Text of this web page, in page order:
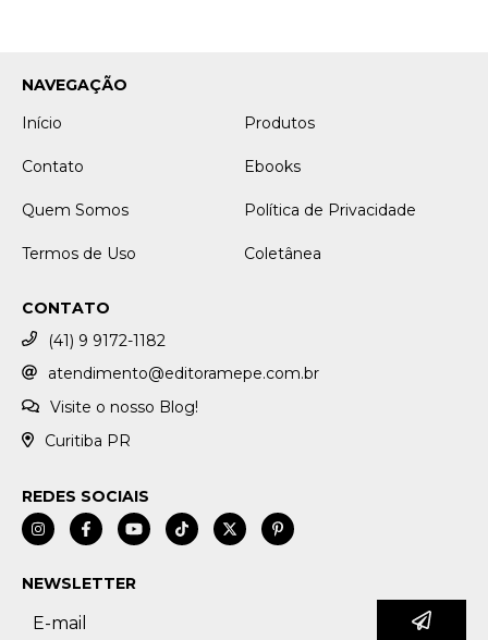
NAVEGAÇÃO
Início
Produtos
Contato Ebooks
Quem Somos Política de Privacidade
Termos de Uso Coletânea
CONTATO
(41) 9 9172-1182
atendimento@editoramepe.com.br
Visite o nosso Blog!
Curitiba PR
REDES SOCIAIS
NEWSLETTER